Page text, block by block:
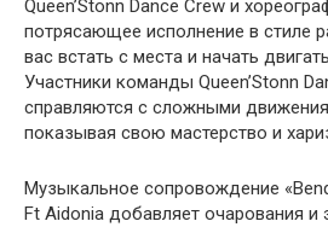
Queen’Stonn Dance Crew и
потрясающее исполнение в стиле
вас встать с места и начать
Участники команды Queen’Stonn
справляются с сложными
показывая свою мастерство и
Музыкальное сопровождение
Ft Aidonia добавляет очарования и